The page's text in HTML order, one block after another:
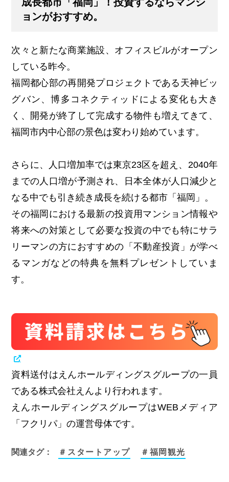
ョンがおすすめ。
次々と新たな商業施設、オフィスビルがオープン
している昨今。
福岡都心部の再開発プロジェクトである天神ビッ
グバン、博多コネクティッドによる変化も大き
く、開発が終了して完成する物件も増えてきて、
福岡市内中心部の景色は変わり始めています。
さらに、人口増加率では東京23区を超え、2040年
までの人口増が予測され、日本全体が人口減少と
なる中でも引き続き成長を続ける都市「福岡」。
その福岡における最新の投資用マンション情報や
将来への対策として必要な投資の中でも特にサラ
リーマンの方におすすめの「不動産投資」が学べ
るマンガなどの特典を無料プレゼントしていま
す。
資料送付はえんホールディングスグループの一員
である株式会社えんより行われます。
えんホールディングスグループはWEBメディア
「フクリパ」の運営母体です。
関連タグ： ＃スタートアップ ＃福岡観光